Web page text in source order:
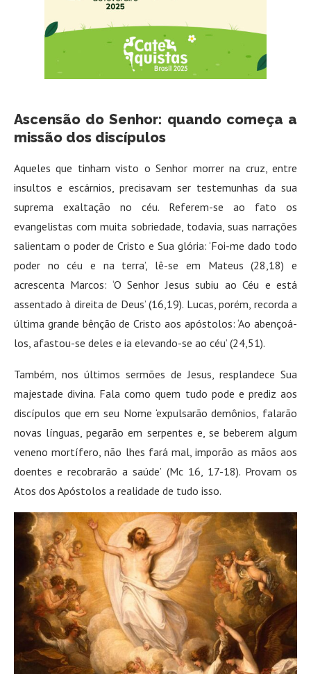
Ascensão do Senhor: quando começa a
missão dos discípulos
Aqueles que tinham visto o Senhor morrer na cruz, entre
insultos e escárnios, precisavam ser testemunhas da sua
suprema exaltação no céu. Referem-se ao fato os
evangelistas com muita sobriedade, todavia, suas narrações
salientam o poder de Cristo e Sua glória: ‘Foi-me dado todo
poder no céu e na terra’, lê-se em Mateus (28,18) e
acrescenta Marcos: ‘O Senhor Jesus subiu ao Céu e está
assentado à direita de Deus’ (16,19). Lucas, porém, recorda a
última grande bênção de Cristo aos apóstolos: ‘Ao abençoá-
los, afastou-se deles e ia elevando-se ao céu’ (24,51).
Também, nos últimos sermões de Jesus, resplandece Sua
majestade divina. Fala como quem tudo pode e prediz aos
discípulos que em seu Nome ‘expulsarão demônios, falarão
novas línguas, pegarão em serpentes e, se beberem algum
veneno mortífero, não lhes fará mal, imporão as mãos aos
doentes e recobrarão a saúde’ (Mc 16, 17-18). Provam os
Atos dos Apóstolos a realidade de tudo isso.